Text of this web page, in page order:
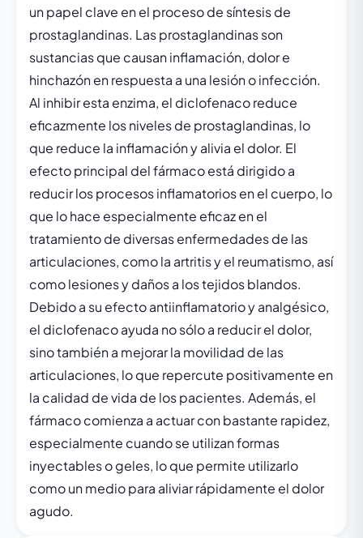
un papel clave en el proceso de síntesis de
prostaglandinas. Las prostaglandinas son
sustancias que causan inflamación, dolor e
hinchazón en respuesta a una lesión o infección.
Al inhibir esta enzima, el diclofenaco reduce
eficazmente los niveles de prostaglandinas, lo
que reduce la inflamación y alivia el dolor. El
efecto principal del fármaco está dirigido a
reducir los procesos inflamatorios en el cuerpo, lo
que lo hace especialmente eficaz en el
tratamiento de diversas enfermedades de las
articulaciones, como la artritis y el reumatismo, así
como lesiones y daños a los tejidos blandos.
Debido a su efecto antiinflamatorio y analgésico,
el diclofenaco ayuda no sólo a reducir el dolor,
sino también a mejorar la movilidad de las
articulaciones, lo que repercute positivamente en
la calidad de vida de los pacientes. Además, el
fármaco comienza a actuar con bastante rapidez,
especialmente cuando se utilizan formas
inyectables o geles, lo que permite utilizarlo
como un medio para aliviar rápidamente el dolor
agudo.